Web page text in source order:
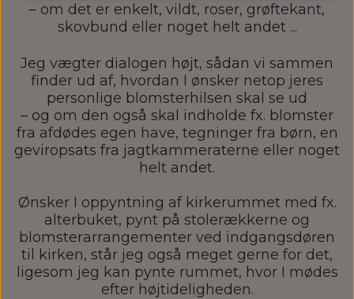
– om det er enkelt, vildt, roser, grøftekant,
skovbund eller noget helt andet ...
Jeg vægter dialogen højt, sådan vi sammen
finder ud af, hvordan I ønsker netop jeres
personlige blomsterhilsen skal se ud
– og om den også skal indholde fx. blomster
fra afdødes egen have, tegninger fra børn, en
geviropsats fra jagtkammeraterne eller noget
helt andet.
Ønsker I oppyntning af kirkerummet med fx.
alterbuket, pynt på stolerækkerne og
blomsterarrangementer ved indgangsdøren
til kirken, står jeg også meget gerne for det,
ligesom jeg kan pynte rummet, hvor I mødes
efter højtideligheden.